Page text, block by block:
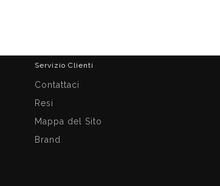
Servizio Clienti
Contattaci
Resi
Mappa del Sito
Brand